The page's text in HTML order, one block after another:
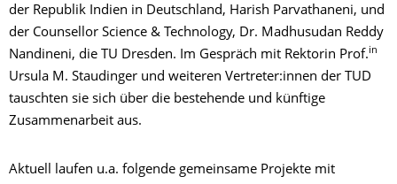
der Republik Indien in Deutschland, Harish Parvathaneni, und
der Counsellor Science & Technology, Dr. Madhusudan Reddy
Nandineni, die TU Dresden. Im Gespräch mit Rektorin Prof.in
Ursula M. Staudinger und weiteren Vertreter:innen der TUD
tauschten sie sich über die bestehende und künftige
Zusammenarbeit aus.
Aktuell laufen u.a. folgende gemeinsame Projekte mit